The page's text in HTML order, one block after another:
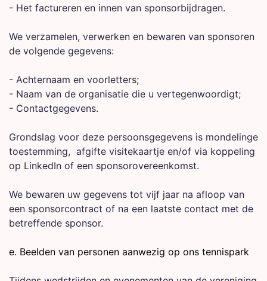
- Het factureren en innen van sponsorbijdragen.
We verzamelen, verwerken en bewaren van sponsoren
de volgende gegevens:
- Achternaam en voorletters;
- Naam van de organisatie die u vertegenwoordigt;
- Contactgegevens.
Grondslag voor deze persoonsgegevens is mondelinge
toestemming, afgifte visitekaartje en/of via koppeling
op LinkedIn of een sponsorovereenkomst.
We bewaren uw gegevens tot vijf jaar na afloop van
een sponsorcontract of na een laatste contact met de
betreffende sponsor.
e. Beelden van personen aanwezig op ons tennispark